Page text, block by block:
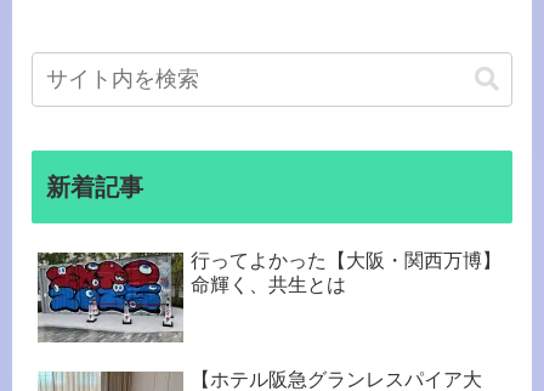
新着記事
行ってよかった【大阪・関西万博】
命輝く、共生とは
【ホテル阪急グランレスパイア大